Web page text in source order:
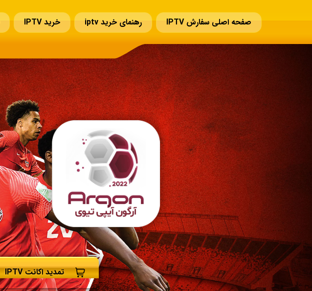
صفحه اصلی سفارش IPTV رهنمای خرید iptv خرید IPTV
سوالات قبل از خرید IPTV
تمدید اکانت IPTV